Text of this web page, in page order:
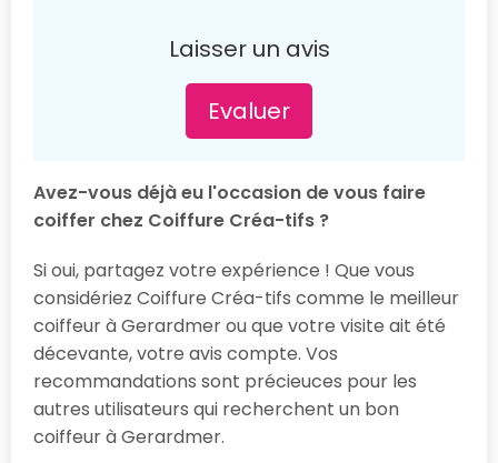
Laisser un avis
Evaluer
Avez-vous déjà eu l'occasion de vous faire
coiffer chez Coiffure Créa-tifs ?
Si oui, partagez votre expérience ! Que vous
considériez Coiffure Créa-tifs comme le meilleur
coiffeur à Gerardmer ou que votre visite ait été
décevante, votre avis compte. Vos
recommandations sont précieuces pour les
autres utilisateurs qui recherchent un bon
coiffeur à Gerardmer.